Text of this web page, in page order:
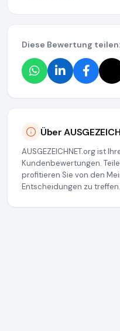
Diese Bewertung teilen:
Über
AUSGEZEICHNET.org ist
Kundenbewertungen.
profitieren Sie von den
Entscheidungen zu treffen.